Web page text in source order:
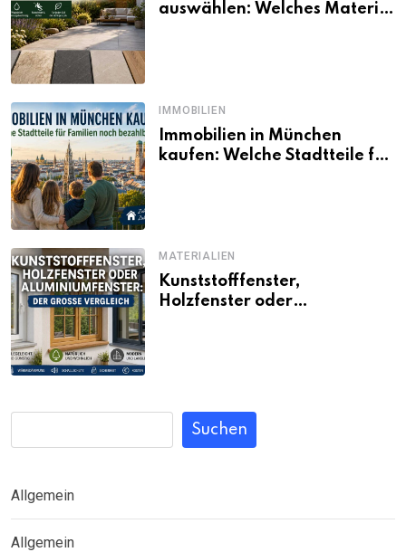
auswählen: Welches Material
IMMOBILIEN
Immobilien in München
kaufen: Welche Stadtteile für
MATERIALIEN
Kunststofffenster,
Holzfenster oder
Suchen
Allgemein
Allgemein